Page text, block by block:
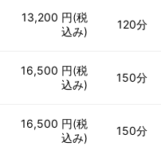
13,200 円(税
込み)
120分
16,500 円(税
込み)
150分
16,500 円(税
込み)
150分